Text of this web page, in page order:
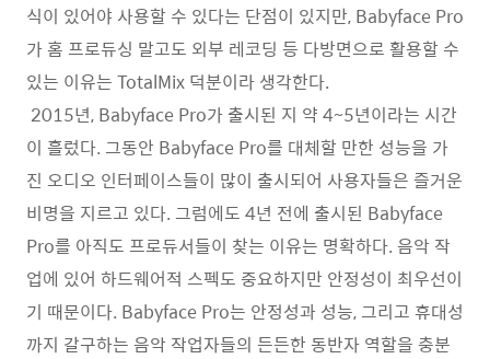
식이 있어야 사용할 수 있다는 단점이 있지만, Babyface Pro
가 홈 프로듀싱 말고도 외부 레코딩 등 다방면으로 활용할 수
있는 이유는 TotalMix 덕분이라 생각한다.
2015년, Babyface Pro가 출시된 지 약 4~5년이라는 시간
이 흘렀다. 그동안 Babyface Pro를 대체할 만한 성능을 가
진 오디오 인터페이스들이 많이 출시되어 사용자들은 즐거운
비명을 지르고 있다. 그럼에도 4년 전에 출시된 Babyface
Pro를 아직도 프로듀서들이 찾는 이유는 명확하다. 음악 작
업에 있어 하드웨어적 스펙도 중요하지만 안정성이 최우선이
기 때문이다. Babyface Pro는 안정성과 성능, 그리고 휴대성
까지 갈구하는 음악 작업자들의 든든한 동반자 역할을 충분